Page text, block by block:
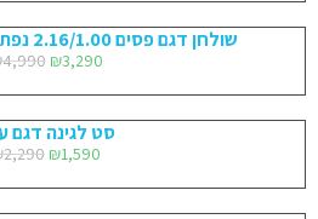
שולחן דגם פסים 2.16/1.00 נפתח ל 3 מ׳ + 6 כסאות
4,990 ₪3,290
סט לגינה דגם
2,290 ₪1,590